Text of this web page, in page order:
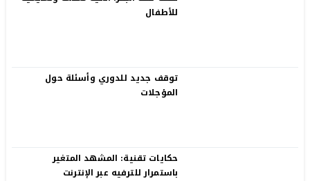
للأطفال
توقف جديد للدوري وأسئلة حول
المؤجلات
حكايات تقنية: المشهد المتغير
باستمرار للترفيه عبر الإنترنت